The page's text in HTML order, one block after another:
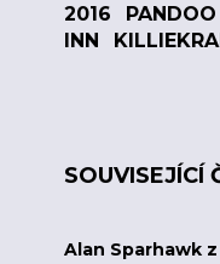
2016
PANDOO
INN
SOUVISEJÍCÍ
Alan Sparhawk